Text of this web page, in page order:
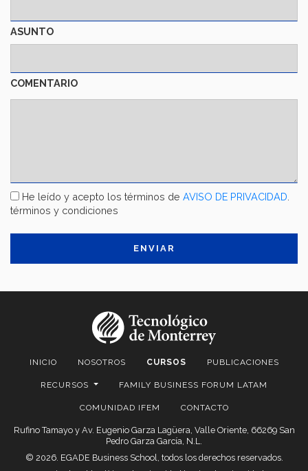
ASUNTO
COMENTARIO
He leído y acepto los términos de AVISO DE PRIVACIDAD
términos y condiciones
INICIO NOSOTROS CURSOS PUBLICACIONES
RECURSOS FAMILY BUSINESS FORUM LATAM
COMUNIDAD IFEM CONTACTO
Rufino Tamayo y Av. Eugenio Garza Lagüera, Valle Oriente, 66269 San
Pedro Garza García, N.L.
© 2026. EGADE Business School, todos los derechos reservados.